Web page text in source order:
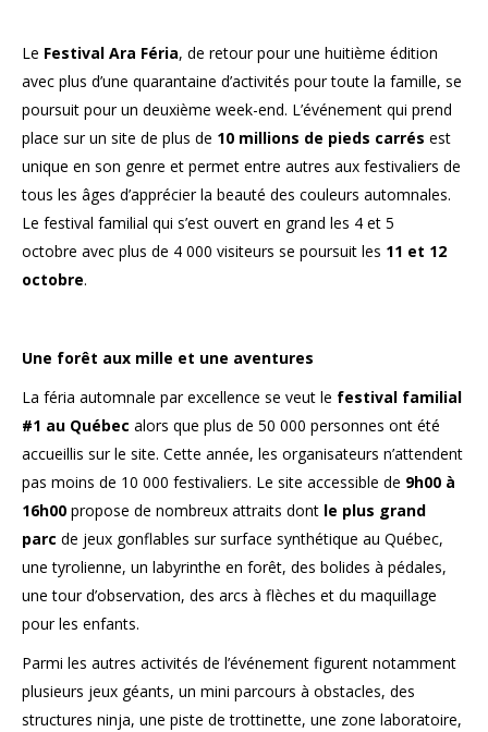
Le Festival Ara Féria, de retour pour une huitième édition
avec plus d’une quarantaine d’activités pour toute la famille, se
poursuit pour un deuxième week-end. L’événement qui prend
place sur un site de plus de 10 millions de pieds carrés est
unique en son genre et permet entre autres aux festivaliers de
tous les âges d’apprécier la beauté des couleurs automnales.
Le festival familial qui s’est ouvert en grand les 4 et 5
octobre avec plus de 4 000 visiteurs se poursuit les 11 et 12
octobre.
Une forêt aux mille et une aventures
La féria automnale par excellence se veut le festival familial
#1 au Québec alors que plus de 50 000 personnes ont été
accueillis sur le site. Cette année, les organisateurs n’attendent
pas moins de 10 000 festivaliers. Le site accessible de 9h00 à
16h00 propose de nombreux attraits dont le plus grand
parc de jeux gonflables sur surface synthétique au Québec,
une tyrolienne, un labyrinthe en forêt, des bolides à pédales,
une tour d’observation, des arcs à flèches et du maquillage
pour les enfants.
Parmi les autres activités de l’événement figurent notamment
plusieurs jeux géants, un mini parcours à obstacles, des
structures ninja, une piste de trottinette, une zone laboratoire,